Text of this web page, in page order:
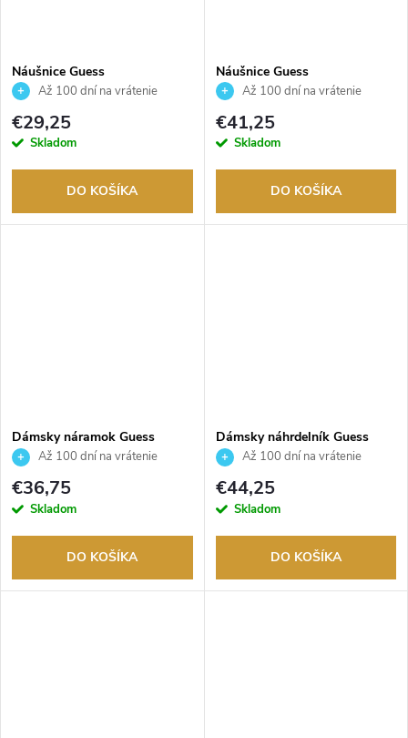
Náušnice Guess
JUBE02244JWRHAQT
Až 100 dní na vrátenie
tovaru. Autorizovaný predajca.
€29,25
Skladom
DO KOŠÍKA
Náušnice Guess
JUBE04608JWRHT
Až 100 dní na vrátenie
tovaru. Autorizovaný predajca.
€41,25
Skladom
DO KOŠÍKA
Dámsky náramok Guess
JUBB03162JWRHS
Až 100 dní na vrátenie
tovaru. Autorizovaný predajca.
€36,75
Skladom
DO KOŠÍKA
Dámsky náhrdelník Guess
JUBN03124JWRHT
Až 100 dní na vrátenie
tovaru. Autorizovaný predajca.
€44,25
Skladom
DO KOŠÍKA